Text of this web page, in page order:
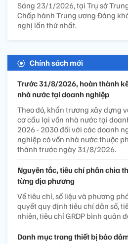
Sáng 23/1/2026, tại Trụ sở
Chấp hành Trung ương Đảng
nghị lần thứ nhất.
Chính sách mới
Trước 31/8/2026, hoàn thành
nhà nước tại doanh nghiệp
Theo đó, khẩn trương xây dựng
cơ cấu lại vốn nhà nước tại
2026 - 2030 đối với các doanh
nghiệp có vốn nhà nước thuộc
thành trước ngày 31/8/2026.
Nguyên tắc, tiêu chí phân chia
từng địa phương
Về tiêu chí, số liệu và phương
quyết quy định tiêu chí dân số,
nhiên, tiêu chí GRDP bình quân
Danh mục trang thiết bị bảo